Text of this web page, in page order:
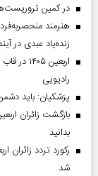
در کمین
زنده‌یاد عبدی در
اربعین
رادیویی
پزشکیان: باید دشمن
بدانید
شد